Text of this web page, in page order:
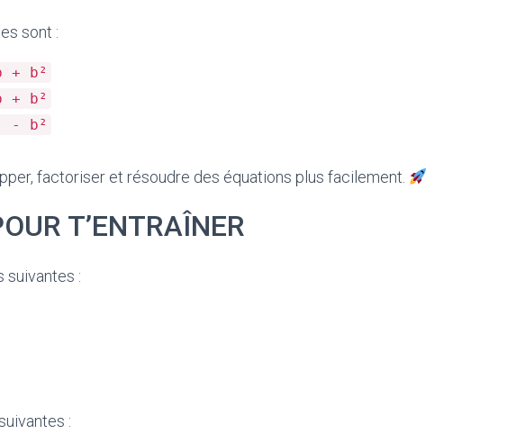
sont :
+ b²
+ b²
- b²
factoriser et résoudre des équations plus facilement.
T’ENTRAÎNER
suivantes :
: